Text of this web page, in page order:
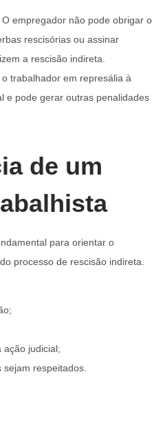
O empregador não pode obrigar o
rescisórias ou assinar
a rescisão indireta.
o trabalhador em represália à
e pode gerar outras penalidades
de um
para orientar o
processo de rescisão indireta.
ação judicial;
respeitados.